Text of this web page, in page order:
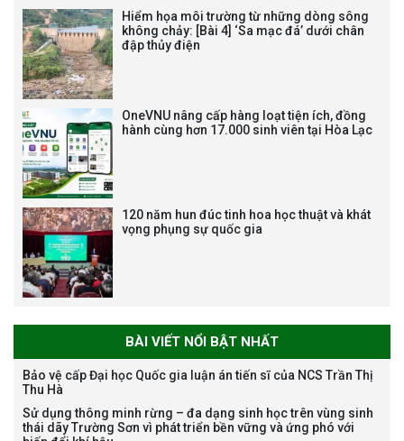
vị trí việc làm chức danh nghề
nghiệp chuyên môn dùng
Bảo vệ luận án tiến sĩ của NCS
Nguyễn Thế Thông
Hiểm họa môi trường từ những dòng sông
không chảy: [Bài 4] ‘Sa mạc đá’ dưới chân
đập thủy điện
OneVNU nâng cấp hàng loạt tiện ích, đồng
hành cùng hơn 17.000 sinh viên tại Hòa Lạc
120 năm hun đúc tinh hoa học thuật và khát
vọng phụng sự quốc gia
BÀI VIẾT NỔI BẬT NHẤT
Bảo vệ cấp Đại học Quốc gia luận án tiến sĩ của NCS Trần Thị
Thu Hà
Sử dụng thông minh rừng – đa dạng sinh học trên vùng sinh
thái dãy Trường Sơn vì phát triển bền vững và ứng phó với